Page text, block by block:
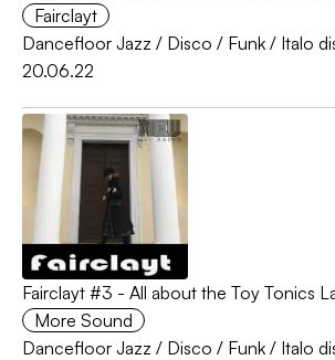
Fairclayt
Dancefloor Jazz / Disco / Funk / Italo
20.06.22
Fairclayt #3 - All about the Toy Tonics
More Sound
Dancefloor Jazz / Disco / Funk / Italo